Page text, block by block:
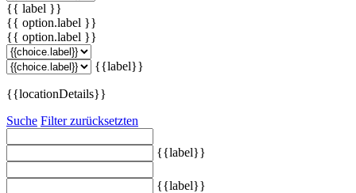
{{ label }}
{{ option.label }}
{{ option.label }}
{{label}}
{{locationDetails}}
Suche Filter zurücksetzten
{{label}}
{{label}}